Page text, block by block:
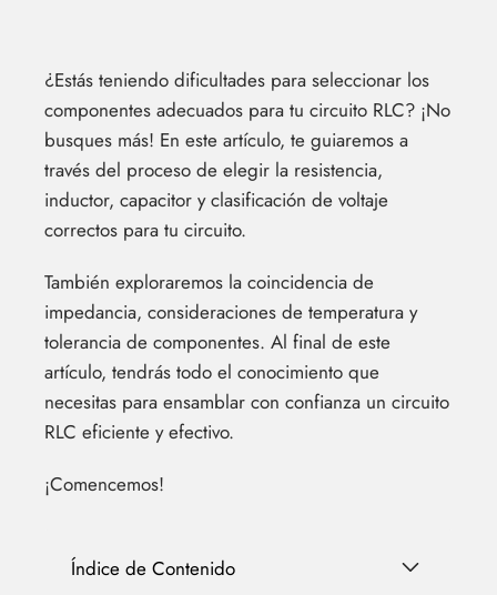
¿Estás teniendo dificultades para seleccionar los
componentes adecuados para tu circuito RLC? ¡No
busques más! En este artículo, te guiaremos a
través del proceso de elegir la resistencia,
inductor, capacitor y clasificación de voltaje
correctos para tu circuito.
También exploraremos la coincidencia de
impedancia, consideraciones de temperatura y
tolerancia de componentes. Al final de este
artículo, tendrás todo el conocimiento que
necesitas para ensamblar con confianza un circuito
RLC eficiente y efectivo.
¡Comencemos!
Índice de Contenido